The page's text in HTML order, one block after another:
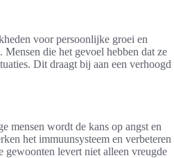
voor persoonlijke groei en
die het gevoel hebben dat ze
Dit draagt bij aan een verhoogd
mensen wordt de kans op angst en
het immuunsysteem en verbeteren
gewoonten levert niet alleen vreugde